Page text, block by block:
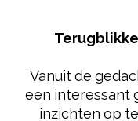
Vanuit de
een interessant
inzichten op